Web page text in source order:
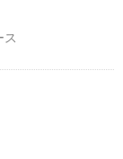
ス